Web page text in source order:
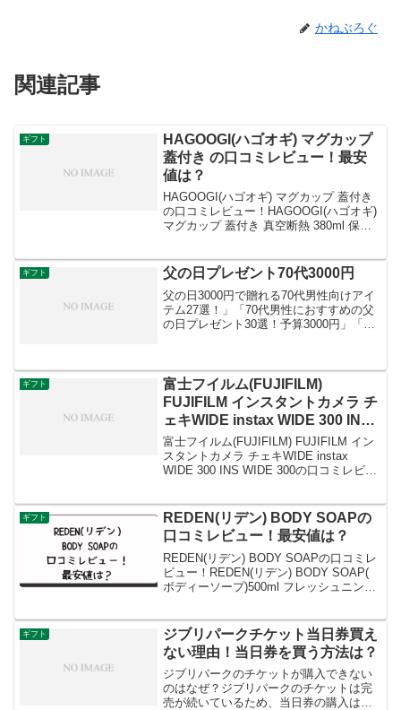
かねぶろぐ
関連記事
ギフト
HAGOOGI(ハゴオギ) マグカップ
蓋付き の口コミレビュー！最安
値は？
HAGOOGI(ハゴオギ) マグカップ 蓋付き
の口コミレビュー！HAGOOGI(ハゴオギ)
マグカップ 蓋付き 真空断熱 380ml 保温
マグ ビール コ...
ギフト 父の日プレゼント70代3000円
父の日3000円で贈れる70代男性向けアイ
テム27選！」「70代男性におすすめの父
の日プレゼント30選！予算3000円」「予
選！...
ギフト
富士フイルム(FUJIFILM)
FUJIFILM インスタントカメラ チ
ェキWIDE instax WIDE 300 INS
WIDE 300の口コミレビュー！最
安値は？
富士フイルム(FUJIFILM) FUJIFILM イン
スタントカメラ チェキWIDE instax
WIDE 300 INS WIDE 300の口コミレビュ
ギフト
REDEN(リデン) BODY SOAPの
口コミレビュー！最安値は？
REDEN(リデン) BODY SOAPの口コミレ
ビュー！REDEN(リデン) BODY SOAP(
ボディーソープ)500ml フレッシュニング
す。また、...
ギフト
ジブリパークチケット当日券買え
ない理由！当日券を買う方法は？
ジブリパークのチケットが購入できない
のはなぜ？ジブリパークのチケットは完
売が続いているため、当日券の購入はで